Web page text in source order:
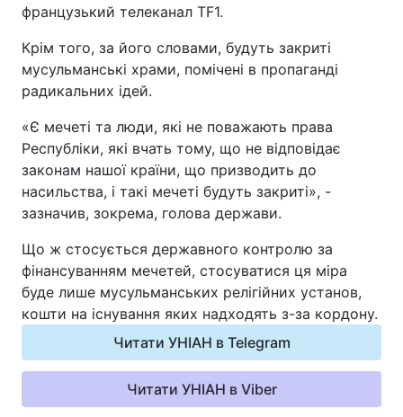
Спорт Наука
Техно і зв'язок
Зброя Інциденти
Здоров'я Туризм
Цікавинки
Відео з Youtube Статті
Думки
Вакансії
французький телеканал TF1.
Крім того, за його словами, будуть закриті
мусульманські храми, помічені в пропаганді
радикальних ідей.
«Є мечеті та люди, які не поважають права
Республіки, які вчать тому, що не відповідає
законам нашої країни, що призводить до
насильства, і такі мечеті будуть закриті», -
зазначив, зокрема, голова держави.
Що ж стосується державного контролю за
фінансуванням мечетей, стосуватися ця міра
буде лише мусульманських релігійних установ,
кошти на існування яких надходять з-за кордону.
Читати УНІАН в Telegram
Читати УНІАН в Viber